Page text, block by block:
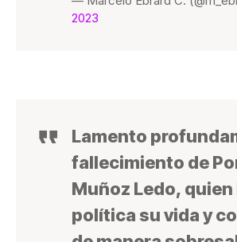
2023
Lamento
fallecimiento de
Muñoz Ledo, quien
política su vida y